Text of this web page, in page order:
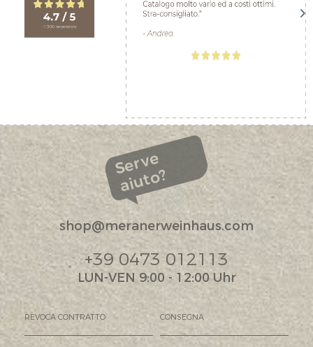
Serve
aiuto?
shop@meranerweinhaus.com
+39 0473 012113
LUN-VEN 9:00 - 12:00 Uhr
REVOCA CONTRATTO CONSEGNA